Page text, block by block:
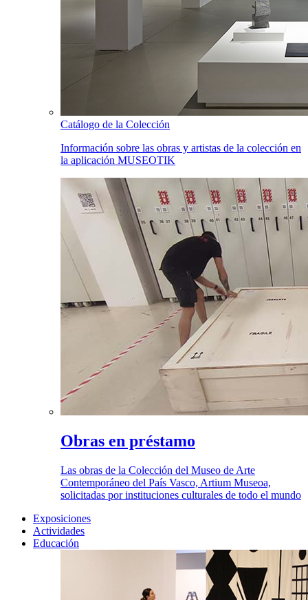
Catálogo de la Colección
Información sobre las obras y artistas de la colección en
la aplicación MUSEOTIK
Obras en préstamo
Las obras de la Colección del Museo de Arte
Contemporáneo del País Vasco, Artium Museoa,
solicitadas por instituciones culturales de todo el mundo
Exposiciones
Actividades
Educación